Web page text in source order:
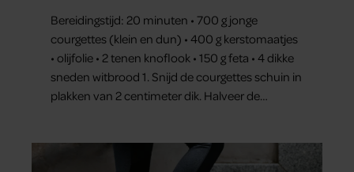
Bereidingstijd: 20 minuten • 700 g jonge
courgettes (klein en dun) • 400 g kerstomaatjes
• olijfolie • 2 tenen knoflook • 150 g feta • 4 dikke
sneden witbrood 1. Snijd de courgettes schuin in
plakken van 2 centimeter dik. Halveer de